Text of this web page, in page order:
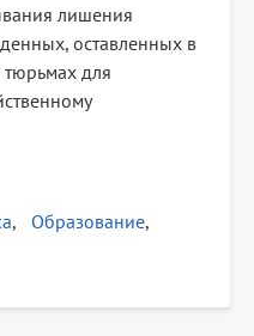
лишения
оставленных в
тюрьмах для
Образование